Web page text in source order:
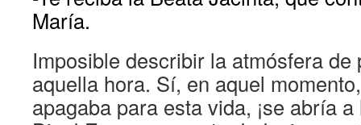
María.
Imposible describir la atmósfera
aquella hora. Sí, en aquel
apagaba para esta vida, ¡se abría